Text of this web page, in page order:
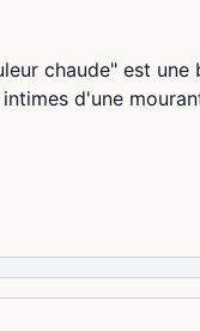
chaude" est
d'une